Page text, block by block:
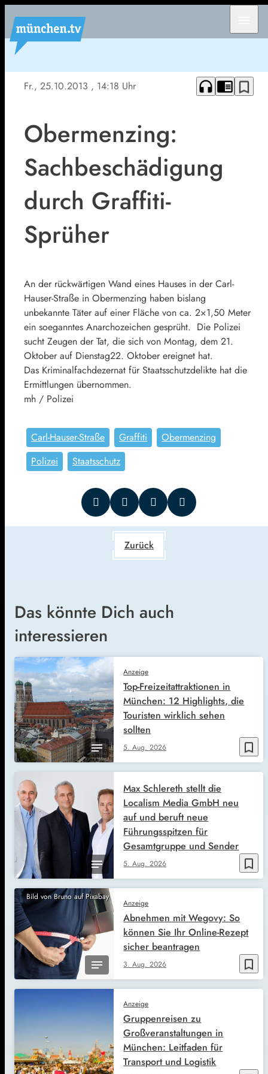
Fr., 25.10.2013 , 14:18 Uhr headphones chrome_reader_mode bookmark_border
Obermenzing:
Sachbeschädigung
durch Graffiti-
Sprüher
An der rückwärtigen Wand eines Hauses in der Carl-
Hauser-Straße in Obermenzing haben bislang
unbekannte Täter auf einer Fläche von ca. 2×1,50 Meter
ein soeganntes Anarchozeichen gesprüht. Die Polizei
sucht Zeugen der Tat, die sich von Montag, dem 21.
Oktober auf Dienstag22. Oktober ereignet hat.
Das Kriminalfachdezernat für Staatsschutzdelikte hat die
Ermittlungen übernommen.
mh / Polizei
Carl-Hauser-Straße Graffiti
Obermenzing
Polizei
Staatsschutz
Zurück
Das könnte Dich auch
interessieren
bookmark_border
Anzeige
5. Aug. 2026
Top-Freizeitattraktionen in
München: 12 Highlights, die
Touristen wirklich sehen
sollten
bookmark_border
5. Aug. 2026
Max Schlereth stellt die
Localism Media GmbH neu
auf und beruft neue
Führungsspitzen für
Gesamtgruppe und Sender
Bild von Bruno auf Pixabay
bookmark_border
Anzeige
3. Aug. 2026
Abnehmen mit Wegovy: So
können Sie Ihr Online-Rezept
sicher beantragen
Anzeige
Gruppenreisen zu
Großveranstaltungen in
München: Leitfaden für
Transport und Logistik